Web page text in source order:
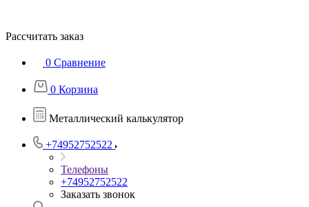
Рассчитать заказ
0 Сравнение
0 Корзина
Металлический калькулятор
+74952752522
Телефоны
+74952752522
Заказать звонок